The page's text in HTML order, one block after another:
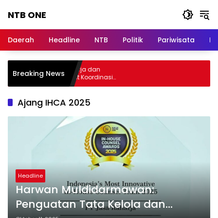
NTB ONE
dan
Lombok
Daerah Headline NTB Politik Pariwisata
Breaking News
Audiensi, Jasa Raharja dan
PANRB Perkuat Koordinasi
Kepatuhan PKB dan SWDKLLJ
Ajang IHCA 2025
Headline
Harwan Muldidarmawan:
Penguatan Tata Kelola dan